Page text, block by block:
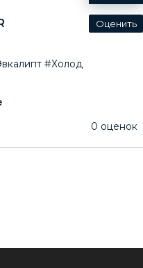
#Холод
0 оценок